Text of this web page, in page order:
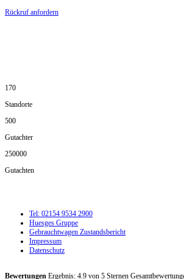
Rückruf anfordern
170
Standorte
500
Gutachter
250000
Gutachten
Tel: 02154 9534 2900
Huesges Gruppe
Gebrauchtwagen Zustandsbericht
Impressum
Datenschutz
Bewertungen Ergebnis: 4.9 von 5 Sternen